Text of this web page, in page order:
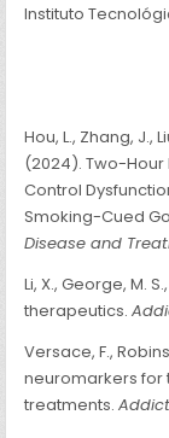
Instituto
Hou, L., Zhang, J.,
(2024). Two-
Control
Smoking-Cued
Disease and
Li, X., George, M.
therapeutics.
Versace, F.,
neuromarkers for
treatments.